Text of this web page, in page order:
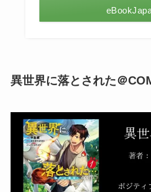
異世界に落とされた＠